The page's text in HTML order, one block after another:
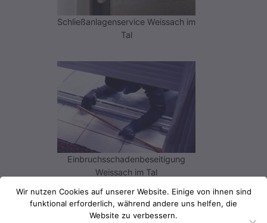
Schließanlagenservice Weissach im
Tal
Einbruchsschadenbeseitigung
Weissach im Tal
Sie sehen, dass sich unser Können
Wir nutzen Cookies auf unserer Website. Einige von ihnen sind
funktional erforderlich, während andere uns helfen, die
Website zu verbessern.